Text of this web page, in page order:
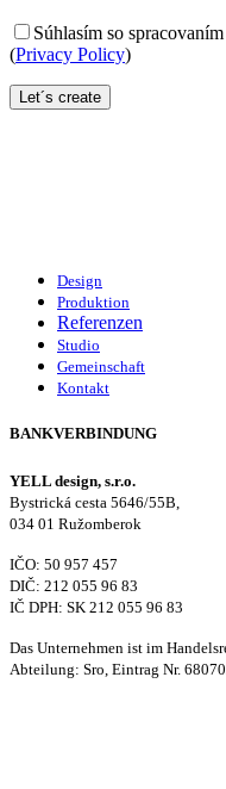
Súhlasím so
(Privacy Policy)
Design
Produktion
Referenzen
Studio
Gemeinschaft
Kontakt
BANKVERBINDUNG
YELL design, s.r.o.
Bystrická cesta 5646/55B,
034 01 Ružomberok
IČO: 50 957 457
DIČ: 212 055 96 83
IČ DPH: SK 212 055 96 83
Das Unternehmen ist im
Abteilung: Sro, Eintrag Nr.